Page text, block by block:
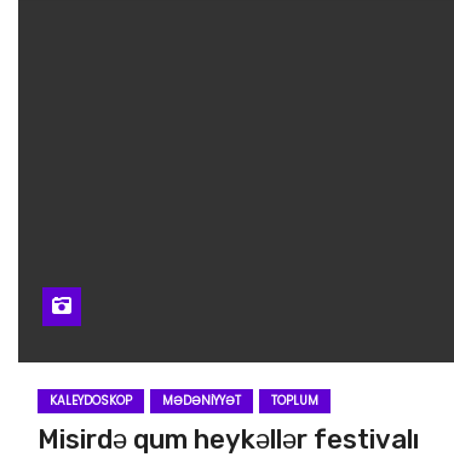
KALEYDOSKOP MƏDƏNIYYƏT TOPLUM
Misirdə qum heykəllər festivalı